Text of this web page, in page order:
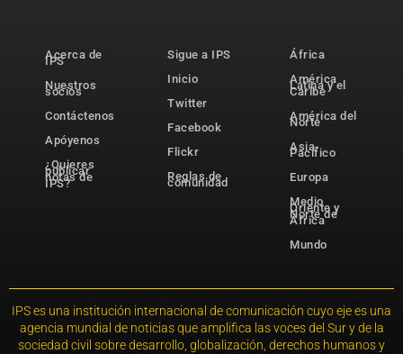
Acerca de
IPS
Nuestros
socios
Contáctenos
Apóyenos
¿Quieres
publicar
notas de
IPS?
Sigue a IPS
Inicio
Twitter
Facebook
Flickr
Reglas de
comunidad
África
América
Latina y el
Caribe
América del
Norte
Asia-
Pacífico
Europa
Medio
Oriente y
Norte de
África
Mundo
IPS es una institución internacional de comunicación cuyo eje es una
agencia mundial de noticias que amplifica las voces del Sur y de la
sociedad civil sobre desarrollo, globalización, derechos humanos y